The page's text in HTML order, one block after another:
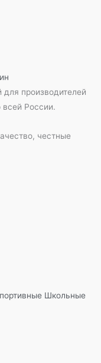
производителей
России.
честные
Школьные